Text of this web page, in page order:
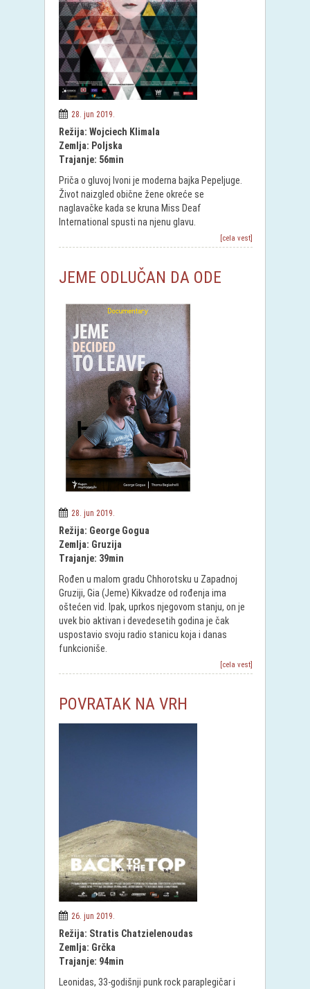
28. jun 2019.
Režija: Wojciech Klimala
Zemlja: Poljska
Trajanje: 56min
Priča o gluvoj Ivoni je moderna bajka Pepeljuge.
Život naizgled obične žene okreće se
naglavačke kada se kruna Miss Deaf
International spusti na njenu glavu.
[cela vest]
JEME ODLUČAN DA ODE
28. jun 2019.
Režija: George Gogua
Zemlja: Gruzija
Trajanje: 39min
Rođen u malom gradu Chhorotsku u Zapadnoj
Gruziji, Gia (Jeme) Kikvadze od rođenja ima
oštećen vid. Ipak, uprkos njegovom stanju, on je
uvek bio aktivan i devedesetih godina je čak
uspostavio svoju radio stanicu koja i danas
funkcioniše.
[cela vest]
POVRATAK NA VRH
26. jun 2019.
Režija: Stratis Chatzielenoudas
Zemlja: Grčka
Trajanje: 94min
Leonidas, 33-godišnji punk rock paraplegičar i